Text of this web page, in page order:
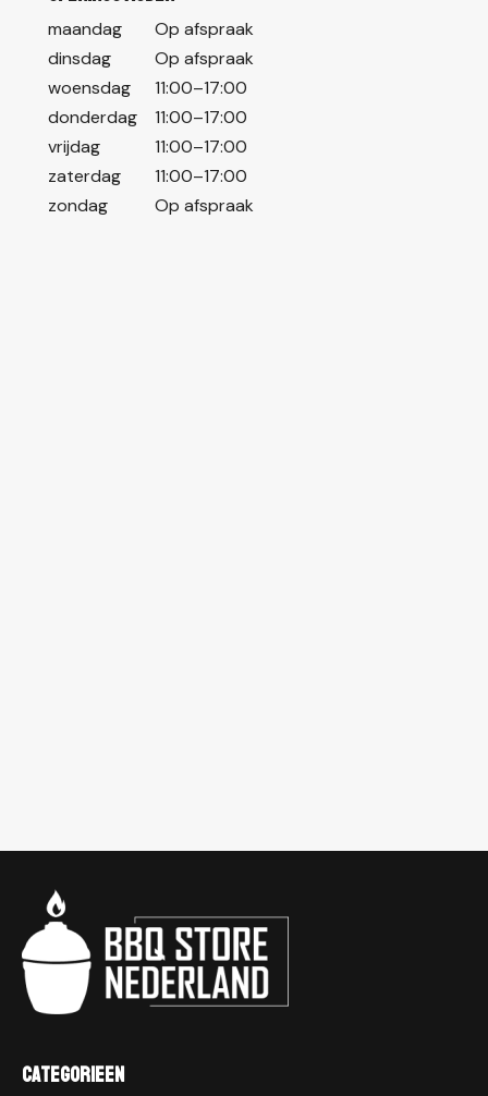
maandag
Op afspraak
dinsdag
Op afspraak
woensdag
11:00–17:00
donderdag
11:00–17:00
vrijdag
11:00–17:00
zaterdag
11:00–17:00
zondag
Op afspraak
Categorieen